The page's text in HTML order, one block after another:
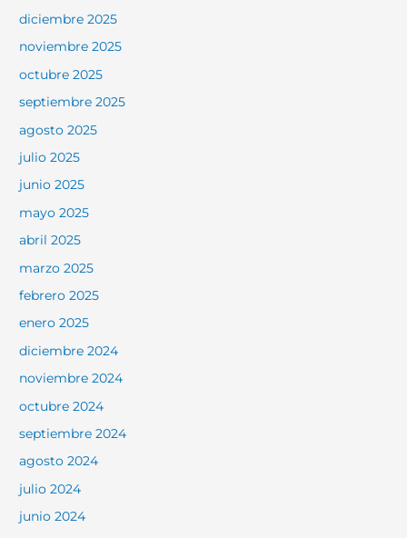
diciembre 2025
noviembre 2025
octubre 2025
septiembre 2025
agosto 2025
julio 2025
junio 2025
mayo 2025
abril 2025
marzo 2025
febrero 2025
enero 2025
diciembre 2024
noviembre 2024
octubre 2024
septiembre 2024
agosto 2024
julio 2024
junio 2024